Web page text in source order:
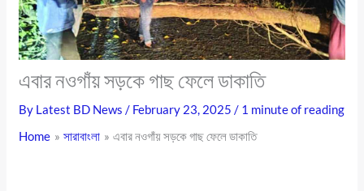
এবার নওগাঁয় সড়কে গাছ ফেলে ডাকাতি
By Latest BD News/ February 23, 2025/ 1 minute of reading
Home
সারাবাংলা এবার নওগাঁয় সড়কে গাছ ফেলে ডাকাতি